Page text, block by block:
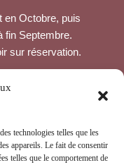
technologies telles que les
appareils. Le fait de consentir
telles que le comportement de
en Octobre, puis
fin Septembre.
sur réservation.